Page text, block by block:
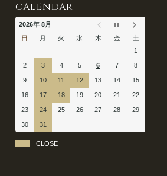
CALENDAR
2026年 8月
日
月 火 水 木 金
土
1
2 3 4 5 6 7 8
9 10 11 12 13 14 15
16 17 18 19 20 21 22
23 24 25 26 27 28 29
30 31
CLOSE